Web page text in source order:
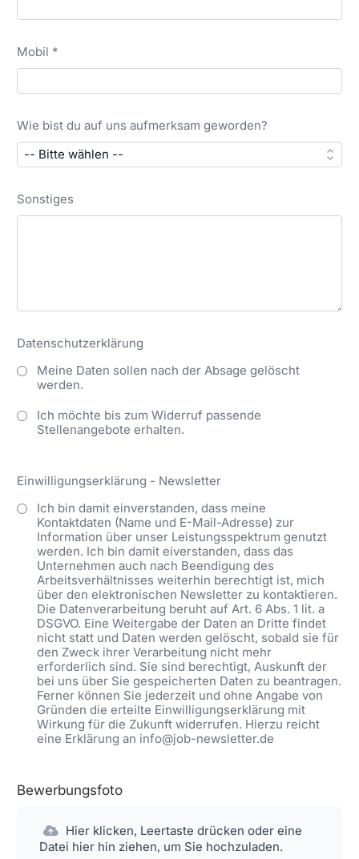
Mobil *
Wie bist du auf uns aufmerksam geworden?
Sonstiges
Datenschutzerklärung
Meine Daten sollen nach der Absage gelöscht
werden.
Ich möchte bis zum Widerruf passende
Stellenangebote erhalten.
Einwilligungserklärung - Newsletter
Ich bin damit einverstanden, dass meine
Kontaktdaten (Name und E-Mail-Adresse) zur
Information über unser Leistungsspektrum genutzt
werden. Ich bin damit eiverstanden, dass das
Unternehmen auch nach Beendigung des
Arbeitsverhältnisses weiterhin berechtigt ist, mich
über den elektronischen Newsletter zu kontaktieren.
Die Datenverarbeitung beruht auf Art. 6 Abs. 1 lit. a
DSGVO. Eine Weitergabe der Daten an Dritte findet
nicht statt und Daten werden gelöscht, sobald sie für
den Zweck ihrer Verarbeitung nicht mehr
erforderlich sind. Sie sind berechtigt, Auskunft der
bei uns über Sie gespeicherten Daten zu beantragen.
Ferner können Sie jederzeit und ohne Angabe von
Gründen die erteilte Einwilligungserklärung mit
Wirkung für die Zukunft widerrufen. Hierzu reicht
eine Erklärung an info@job-newsletter.de
Bewerbungsfoto
Hier klicken, Leertaste drücken oder eine
Datei hier hin ziehen, um Sie hochzuladen.